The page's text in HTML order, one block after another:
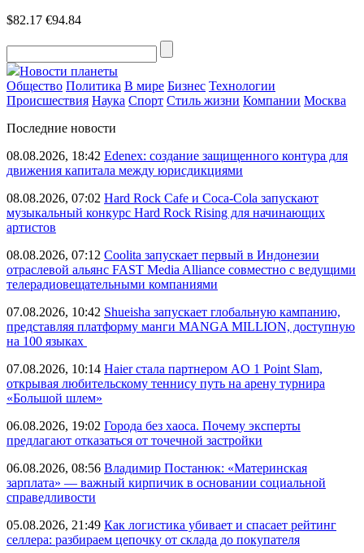
$82.17 €94.84
Новости планеты
Общество Политика В мире Бизнес Технологии
Происшествия Наука Спорт Стиль жизни Компании Москва
Последние новости
08.08.2026, 18:42 Edenex: создание защищенного контура для
движения капитала между юрисдикциями
08.08.2026, 07:02 Hard Rock Cafe и Coca-Cola запускают
музыкальный конкурс Hard Rock Rising для начинающих
артистов
08.08.2026, 07:12 Coolita запускает первый в Индонезии
отраслевой альянс FAST Media Alliance совместно с ведущими
телерадиовещательными компаниями
07.08.2026, 10:42 Shueisha запускает глобальную кампанию,
представляя платформу манги MANGA MILLION, доступную
на 100 языках
07.08.2026, 10:14 Haier стала партнером AO 1 Point Slam,
открывая любительскому теннису путь на арену турнира
«Большой шлем»
06.08.2026, 19:02 Города без хаоса. Почему эксперты
предлагают отказаться от точечной застройки
06.08.2026, 08:56 Владимир Постанюк: «Материнская
зарплата» — важный кирпичик в основании социальной
справедливости
05.08.2026, 21:49 Как логистика убивает и спасает рейтинг
селлера: разбираем цепочку от склада до покупателя